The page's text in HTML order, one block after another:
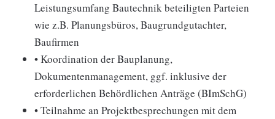
Leistungsumfang Bautechnik beteiligten Parteien
wie z.B. Planungsbüros, Baugrundgutachter,
Baufirmen
• Koordination der Bauplanung,
Dokumentenmanagement, ggf. inklusive der
erforderlichen Behördlichen Anträge (BImSchG)
• Teilnahme an Projektbesprechungen mit dem